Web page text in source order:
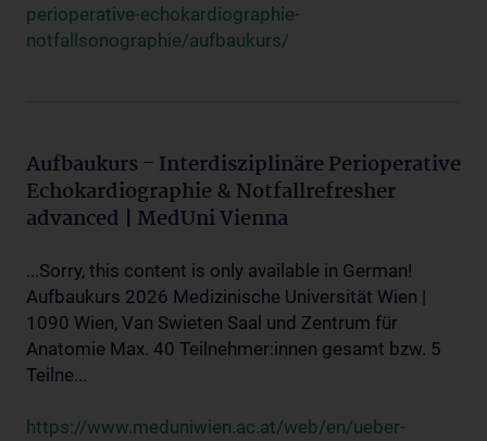
perioperative-echokardiographie-
notfallsonographie/aufbaukurs/
Aufbaukurs - Interdisziplinäre Perioperative
Echokardiographie & Notfallrefresher
advanced | MedUni Vienna
...Sorry, this content is only available in German!
Aufbaukurs 2026 Medizinische Universität Wien |
1090 Wien, Van Swieten Saal und Zentrum für
Anatomie Max. 40 Teilnehmer:innen gesamt bzw. 5
Teilne...
https://www.meduniwien.ac.at/web/en/ueber-